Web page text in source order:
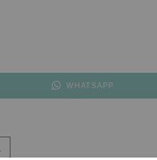
WHATSAPP